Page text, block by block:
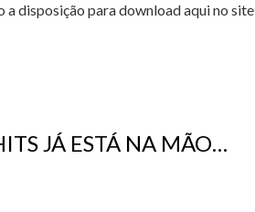
a disposição para download aqui no site
JÁ ESTÁ NA MÃO…